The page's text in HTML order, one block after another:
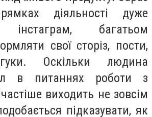
діяльності дуже
інстаграм, багатьом
свої сторіз, пости,
Оскільки людина
в питаннях роботи з
виходить не зовсім
підказувати, як